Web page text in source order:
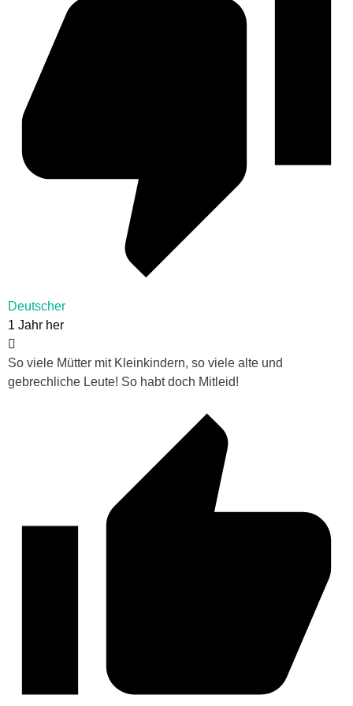
Deutscher
1 Jahr her
So viele Mütter mit Kleinkindern, so viele alte und
gebrechliche Leute! So habt doch Mitleid!